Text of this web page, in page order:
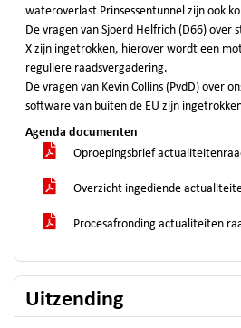
wateroverlast Prinsessentunnel zijn ook
De vragen van Sjoerd Helfrich (D66) over
X zijn ingetrokken, hierover wordt een
reguliere raadsvergadering.
De vragen van Kevin Collins (PvdD) over
software van buiten de EU zijn
Agenda documenten
Oproepingsbrief
Overzicht ingediende
Procesafronding actualiteiten
Uitzending